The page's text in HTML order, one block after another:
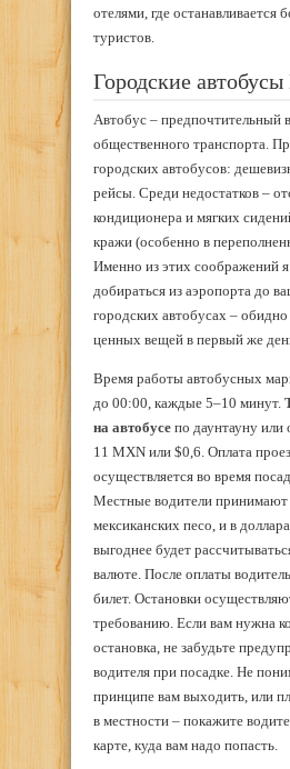
отелями, где останавливается
туристов.
Городские
Автобус – предпочтительный
общественного транспорта.
городских автобусов:
рейсы. Среди недостатков –
кондиционера и мягких
кражи (особенно в
Именно из этих соображений
добираться из аэропорта до
городских автобусах – обидно
ценных вещей в первый же
Время работы автобусных
до 00:00, каждые 5–10 минут.
на автобусе по даунтауну или
11 MXN или $0,6. Оплата
осуществляется во время
Местные водители принимают
мексиканских песо, и в
выгоднее будет
валюте. После оплаты
билет. Остановки
требованию. Если вам нужна
остановка, не забудьте
водителя при посадке. Не
принципе вам выходить, или
в местности – покажите
карте, куда вам надо попасть.